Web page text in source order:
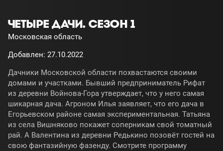
ЧЕТЫРЕ ДАЧИ. СЕЗОН 1
Московская область
Добавлен: 27.10.2022
Дачники Московской области похвастаются своими
домами и участками. Бывший предприниматель Рифат
из деревни Войнова-Гора утверждает, что у него самая
шикарная дача. Агроном Илья заявляет, что его дача в
Егорьевском районе самая экспериментальная. Татьяна
из села Вишняково покажет соперникам свой томатный
рай. А Валентина из деревни Редькино позовёт гостей на
свою фантазийную фазенду. Смотрите программу